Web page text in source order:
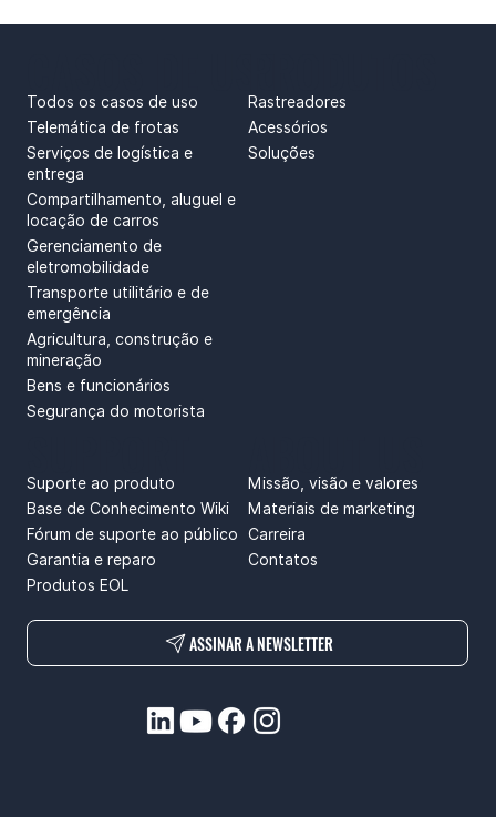
Todos os casos de uso
Telemática de frotas
Serviços de logística e
entrega
Compartilhamento, aluguel e
locação de carros
Gerenciamento de
eletromobilidade
Transporte utilitário e de
emergência
Agricultura, construção e
mineração
Bens e funcionários
Segurança do motorista
Rastreadores
Acessórios
Soluções
Missão, visão e valores
Materiais de marketing
Carreira
Contatos
Suporte ao produto
Base de Conhecimento Wiki
Fórum de suporte ao público
Garantia e reparo
Produtos EOL
ASSINAR A NEWSLETTER